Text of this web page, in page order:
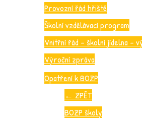
Provozní řád hřiště
Školní vzdělávací program
Vnitřní řád – školní jídelna –
Výroční zpráva
Opatření k BOZP
← ZPĚT
BOZP školy